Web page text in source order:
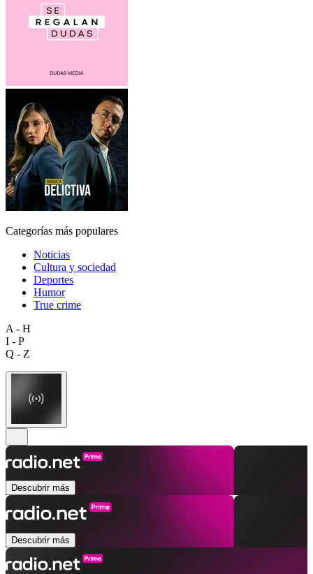
Categorías más populares
Noticias
Cultura y sociedad
Deportes
Humor
True crime
A - H
I - P
Q - Z
Descubrir más
Descubrir más